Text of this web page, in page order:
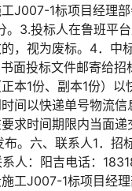
J007-1标项目经理
3.投标人在鲁班平
，视为废标。4．中
面投标文件邮寄给
本1份、副本1份）
间以快递单号物流
求时间期限内当面
六、联系人1．招
人：阳吉电话：
工J007-1标项目经